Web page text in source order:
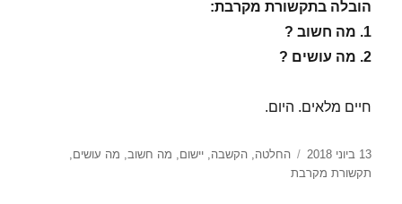
הובלה בתקשורת מקרבת:
1. מה חשוב ?
2. מה עושים ?
חיים מלאים. היום.
פורסם
בתאריך
13 ביוני 2018 תגיות
החלטה,הקשבה,יישום, מה חשוב, מה עושים,
תקשורת מקרבת